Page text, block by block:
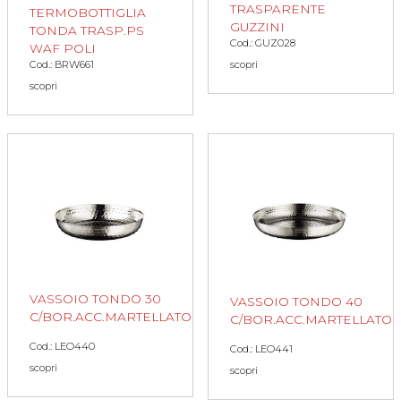
TERMOBOTTIGLIA
TONDA TRASP.PS
WAF POLI
Cod.: BRW661
scopri
TRASPARENTE
GUZZINI
Cod.: GUZ028
scopri
VASSOIO TONDO 30
C/BOR.ACC.MARTELLATO
Cod.: LEO440
scopri
VASSOIO TONDO 40
C/BOR.ACC.MARTELLATO
Cod.: LEO441
scopri